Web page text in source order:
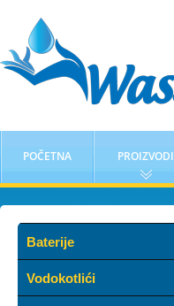
POČETNA PROIZVODI
Baterije
Vodokotlići